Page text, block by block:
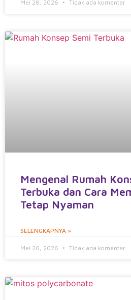
Mei 28, 2026 Tidak ada komentar
Mengenal Rumah
Terbuka dan Cara
Tetap Nyaman
SELENGKAPNYA »
Mei 26, 2026 Tidak ada komentar